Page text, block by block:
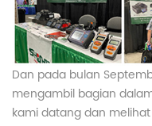
Dan pada bulan
mengambil bagian
kami datang dan